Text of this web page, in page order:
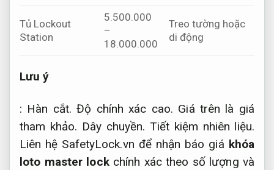
Tủ Lockout
Station
5.500.000
–
18.000.000
Treo tường hoặc
di động
Lưu ý
: Hàn cắt. Độ chính xác cao. Giá trên là giá
tham khảo. Dây chuyền. Tiết kiệm nhiên liệu.
Liên hệ SafetyLock.vn để nhận báo giá khóa
loto master lockchính xác theo số lượng và